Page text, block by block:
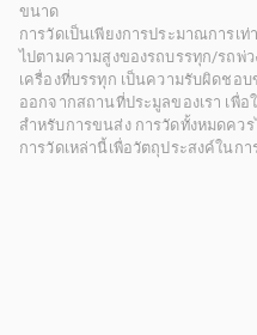
ขนาด
การวัดเป็นเพียงการประมาณการเ
ไปตามความสูงของรถบรรทุก/รถพ่
เครื่องที่บรรทุก เป็นความรับผิดชอ
ออกจากสถานที่ประมูลของเรา เพื่
สำหรับการขนส่ง การวัดทั้งหมดคว
การวัดเหล่านี้เพื่อวัตถุประสงค์ในก